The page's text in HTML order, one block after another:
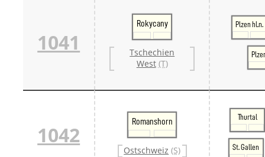
1041
Rokycany
Tschechien
West (T)
Plzen hl.n.
1042
Romanshorn
Ostschweiz (S)
Thurtal
St. Gallen